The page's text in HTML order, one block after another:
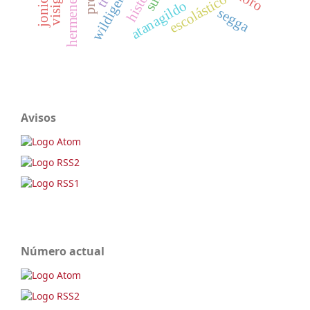
escolástico
atanagildo segga
jonios
Avisos
Número actual